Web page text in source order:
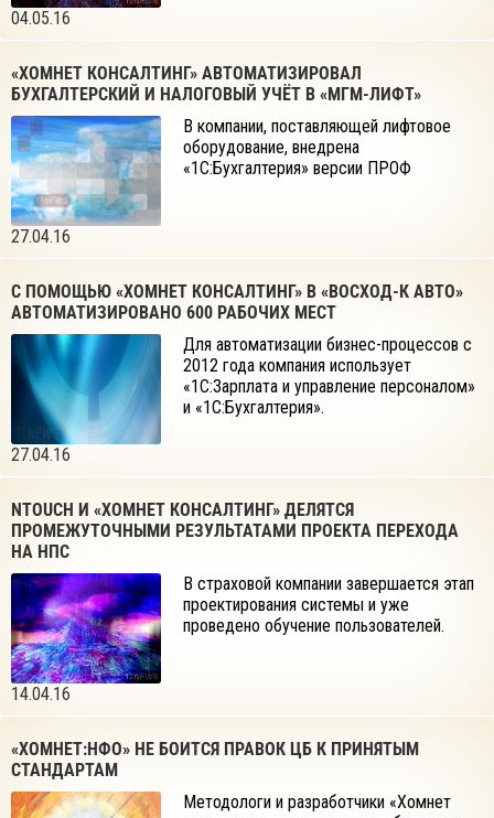
04.05.16
«ХОМНЕТ КОНСАЛТИНГ» АВТОМАТИЗИРОВАЛ
БУХГАЛТЕРСКИЙ И НАЛОГОВЫЙ УЧЁТ В «МГМ-ЛИФТ»
27.04.16
В компании, поставляющей лифтовое
оборудование, внедрена
«1С:Бухгалтерия» версии ПРОФ
С ПОМОЩЬЮ «ХОМНЕТ КОНСАЛТИНГ» В «ВОСХОД-К АВТО»
АВТОМАТИЗИРОВАНО 600 РАБОЧИХ МЕСТ
27.04.16
Для автоматизации бизнес-процессов с
2012 года компания использует
«1С:Зарплата и управление персоналом»
и «1С:Бухгалтерия».
NTOUCH И «ХОМНЕТ КОНСАЛТИНГ» ДЕЛЯТСЯ
ПРОМЕЖУТОЧНЫМИ РЕЗУЛЬТАТАМИ ПРОЕКТА ПЕРЕХОДА
НА НПС
14.04.16
В страховой компании завершается этап
проектирования системы и уже
проведено обучение пользователей.
«ХОМНЕТ:НФО» НЕ БОИТСЯ ПРАВОК ЦБ К ПРИНЯТЫМ
СТАНДАРТАМ
Методологи и разработчики «Хомнет